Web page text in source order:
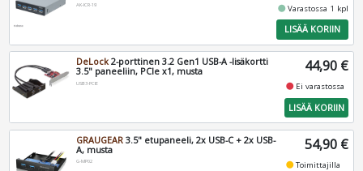
AK-ICR-19 fiber_manual_recordVarastossa 1 kpl
LISÄÄ KORIIN
DeLock2-porttinen 3.2 Gen1 USB-A -lisäkortti
3.5" paneeliin, PCIe x1, musta
USB3-PCIE
44,90 €
fiber_manual_record Ei varastossa
LISÄÄ KORIIN
GRAUGEAR 3.5" etupaneeli, 2x USB-C + 2x USB-
A, musta
G-MP02
54,90 €
fiber_manual_recordToimittajilla